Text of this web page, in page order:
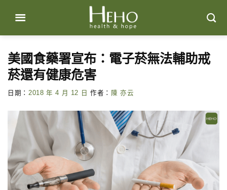
content
美國食藥署宣布：電子菸無法輔助戒
菸還有健康危害
日期： 2018 年 4 月 12 日 作者： 陳 亦云